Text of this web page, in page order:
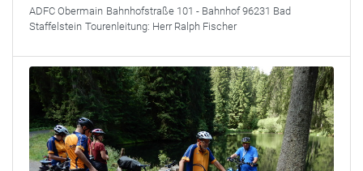
ADFC Obermain Bahnhofstraße 101 - Bahnhof 96231 Bad
Staffelstein Tourenleitung: Herr Ralph Fischer